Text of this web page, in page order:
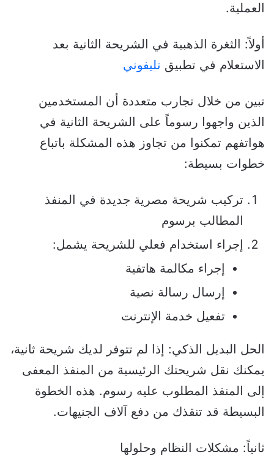
العملية.
أولاً: الثغرة الذهبية في الشريحة الثانية بعد
الاستعلام في تطبيق تليفوني
تبين من خلال تجارب متعددة أن المستخدمين
الذين واجهوا رسوماً على الشريحة الثانية في
هواتفهم تمكنوا من تجاوز هذه المشكلة باتباع
خطوات بسيطة:
تركيب شريحة مصرية جديدة في المنفذ
المطالب برسوم
إجراء استخدام فعلي للشريحة يشمل:
إجراء مكالمة هاتفية
إرسال رسالة نصية
تفعيل خدمة الإنترنت
الحل البديل الذكي: إذا لم تتوفر لديك شريحة ثانية،
يمكنك نقل شريحتك الرئيسية من المنفذ المعفى
إلى المنفذ المطلوب عليه رسوم. هذه الخطوة
البسيطة قد تنقذك من دفع آلاف الجنيهات.
ثانياً: مشكلات النظام وحلولها